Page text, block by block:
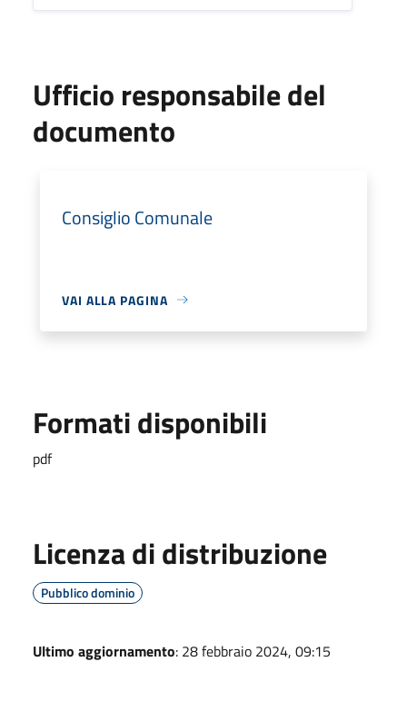
Ufficio responsabile del
documento
Consiglio Comunale
VAI ALLA PAGINA
Formati disponibili
pdf
Licenza di distribuzione
Pubblico dominio
Ultimo aggiornamento: 28 febbraio 2024, 09:15